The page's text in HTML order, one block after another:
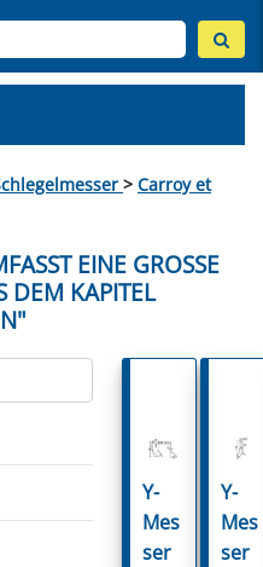
> Carroy et
EINE GROSSE M
KAPITEL "
Y-
Mes
ser
Y-
Mes
ser